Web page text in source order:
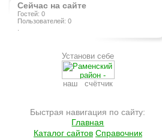
Сейчас на сайте
Гостей: 0
Пользователей: 0
Установи себе
наш счётчик
Быстрая навигация по сайту:
Главная
Каталог сайтов Справочник